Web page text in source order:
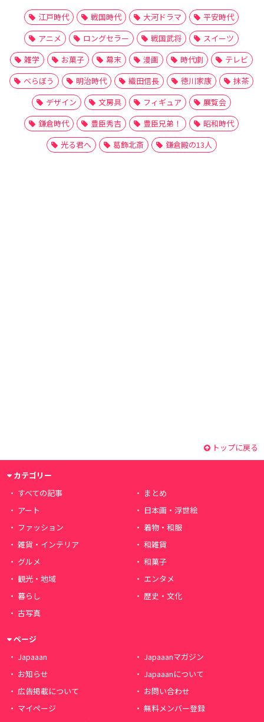
江戸時代 戦国時代 大河ドラマ
平安時代
アニメ
ロングセラー 戦国武将
スイーツ
雑学
お菓子 幕末 漫画 時代劇
テレビ
べらぼう
明治時代 織田信長 徳川家康
抹茶
デザイン
文房具 フィギュア
展覧会
鎌倉時代
豊臣秀吉 豊臣兄弟！
昭和時代
光る君へ
葛飾北斎 鎌倉殿の13人
トップに戻る
カテゴリー
すべての記事
まとめ
アート
日本画・浮世絵
ファッション
着物・和服
雑貨・インテリア
和雑貨
グルメ
和菓子
観光・地域
エンタメ
暮らし
歴史・文化
古写真
ページ
Japaaan
Japaaanマガジン
お知らせ
Japaaanについて
広告掲載について
お問い合わせ
マイページ
無料メンバー登録